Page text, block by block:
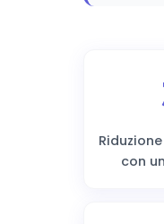
con